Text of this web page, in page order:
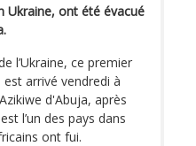
Ukraine, ont été évacué
l’Ukraine, ce premier
arrivé vendredi à
d'Abuja, après
l’un des pays dans
ont fui.